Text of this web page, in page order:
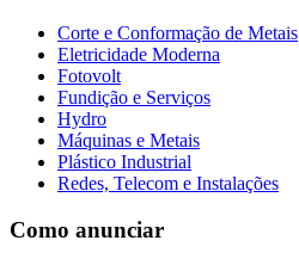
Corte e Conformação de Metais
Eletricidade Moderna
Fotovolt
Fundição e Serviços
Hydro
Máquinas e Metais
Plástico Industrial
Redes, Telecom e Instalações
Como anunciar